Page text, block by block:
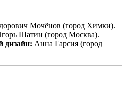
Мочёнов (город Химки).
Шатин (город Москва).
дизайн: Анна Гарсия (город